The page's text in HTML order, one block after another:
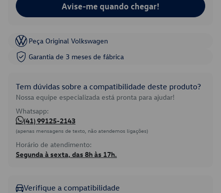
Avise-me quando chegar!
Peça Original Volkswagen
Garantia de 3 meses de fábrica
Tem dúvidas sobre a compatibilidade deste produto?
Nossa equipe especializada está pronta para ajudar!
Whatsapp:
(41) 99125-2143
(apenas mensagens de texto, não atendemos ligações)
Horário de atendimento:
Segunda à sexta, das 8h às 17h.
Verifique a compatibilidade